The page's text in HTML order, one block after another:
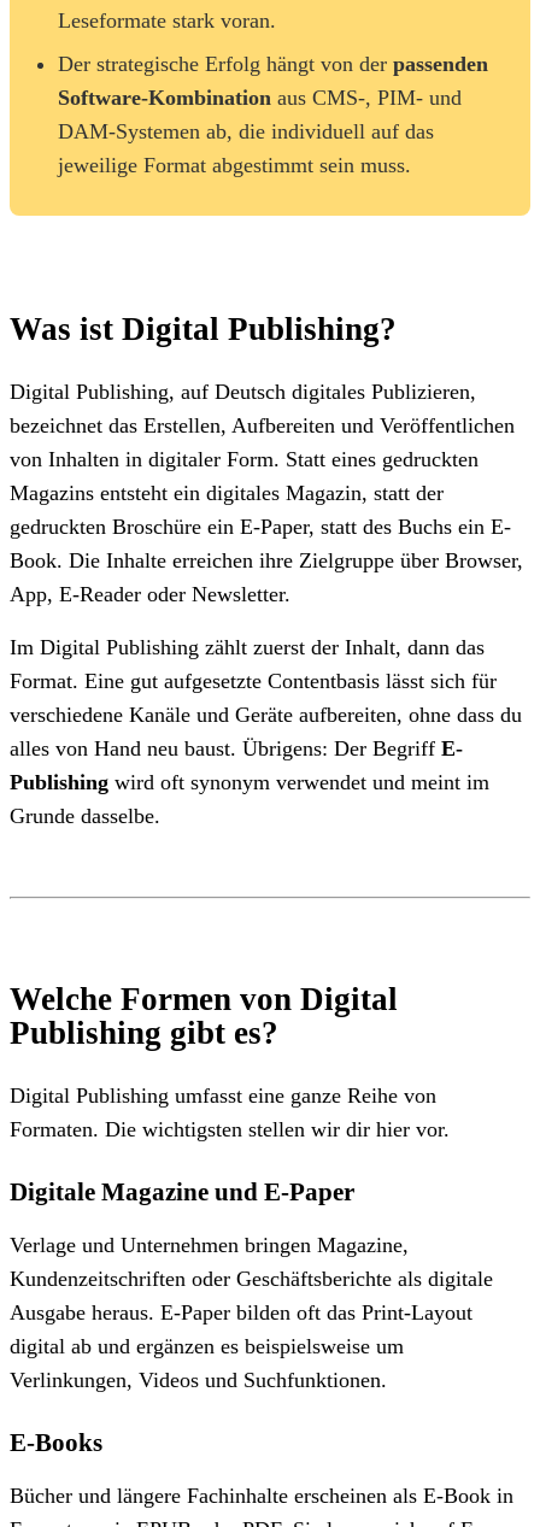
Leseformate stark voran.
Der strategische Erfolg hängt von der passenden
Software-Kombination aus CMS-, PIM- und
DAM-Systemen ab, die individuell auf das
jeweilige Format abgestimmt sein muss.
Was ist Digital Publishing?
Digital Publishing, auf Deutsch digitales Publizieren,
bezeichnet das Erstellen, Aufbereiten und Veröffentlichen
von Inhalten in digitaler Form. Statt eines gedruckten
Magazins entsteht ein digitales Magazin, statt der
gedruckten Broschüre ein E-Paper, statt des Buchs ein E-
Book. Die Inhalte erreichen ihre Zielgruppe über Browser,
App, E-Reader oder Newsletter.
Im Digital Publishing zählt zuerst der Inhalt, dann das
Format. Eine gut aufgesetzte Contentbasis lässt sich für
verschiedene Kanäle und Geräte aufbereiten, ohne dass du
alles von Hand neu baust. Übrigens: Der Begriff E-
Publishing wird oft synonym verwendet und meint im
Grunde dasselbe.
Welche Formen von Digital
Publishing gibt es?
Digital Publishing umfasst eine ganze Reihe von
Formaten. Die wichtigsten stellen wir dir hier vor.
Digitale Magazine und E-Paper
Verlage und Unternehmen bringen Magazine,
Kundenzeitschriften oder Geschäftsberichte als digitale
Ausgabe heraus. E-Paper bilden oft das Print-Layout
digital ab und ergänzen es beispielsweise um
Verlinkungen, Videos und Suchfunktionen.
E-Books
Bücher und längere Fachinhalte erscheinen als E-Book in